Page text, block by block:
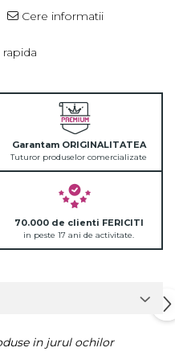
Cere informatii
Garantam ORIGINALITATEA
Tuturor produselor comercializate
70.000 de clienti FERICITI
in peste 17 ani de activitate.
in jurul ochilor